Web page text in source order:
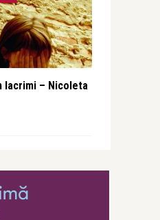
lacrimi – Nicoleta